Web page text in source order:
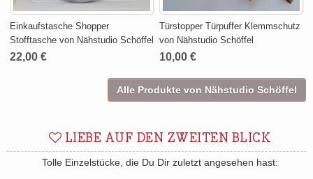
Einkaufstasche Shopper
Stofftasche von Nähstudio Schöffel
22,00 €
Türstopper Türpuffer Klemmschutz
von Nähstudio Schöffel
10,00 €
Alle Produkte von Nähstudio Schöffel
LIEBE AUF DEN ZWEITEN BLICK
Tolle Einzelstücke, die Du Dir zuletzt angesehen hast: